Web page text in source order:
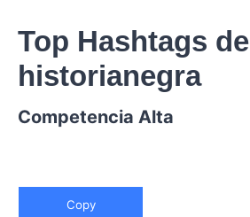
Top Hashtags de
historianegra
Competencia Alta
Copy